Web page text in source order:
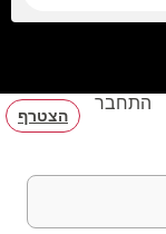
התחבר
הצטרף